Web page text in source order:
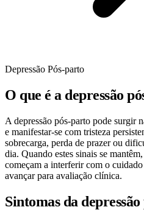
Depressão Pós-parto
O que é a depressão
A depressão pós-parto pode surgir
e manifestar-se com tristeza
sobrecarga, perda de prazer ou
dia. Quando estes sinais se
começam a interferir com o
avançar para avaliação clínica.
Sintomas da